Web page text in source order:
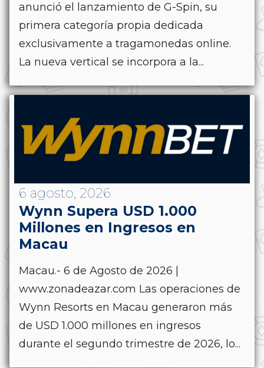
anunció el lanzamiento de G-Spin, su
primera categoría propia dedicada
exclusivamente a tragamonedas online.
La nueva vertical se incorpora a la...
6 agosto, 2026
Wynn Supera USD 1.000
Millones en Ingresos en
Macau
Macau.- 6 de Agosto de 2026 |
www.zonadeazar.com Las operaciones de
Wynn Resorts en Macau generaron más
de USD 1.000 millones en ingresos
durante el segundo trimestre de 2026, lo...